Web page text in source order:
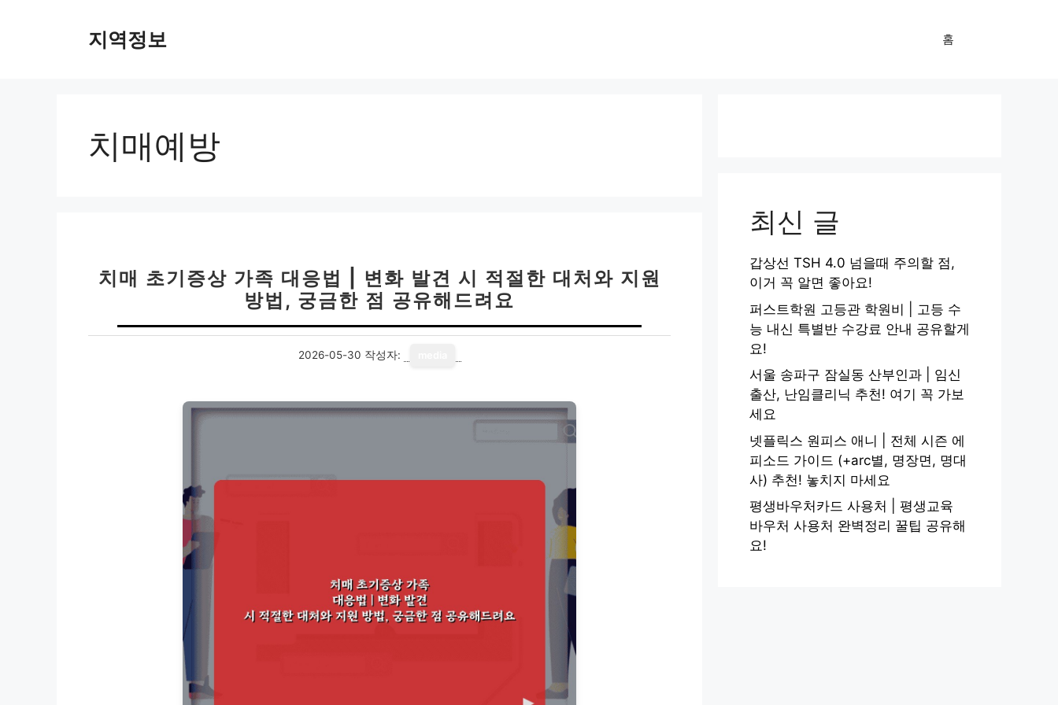
지역정보 홈
치매예방
치매 초기증상 가족 대응법 | 변화 발견 시 적절한 대처와 지원
방법, 궁금한 점 공유해드려요
2026-05-30 작성자:
최신 글
갑상선 TSH 4.0 넘을때 주의할 점,
이거 꼭 알면 좋아요!
퍼스트학원 고등관 학원비 | 고등 수
능 내신 특별반 수강료 안내 공유할게
요!
서울 송파구 잠실동 산부인과 | 임신
출산, 난임클리닉 추천! 여기 꼭 가보
세요
넷플릭스 원피스 애니 | 전체 시즌 에
피소드 가이드 (+arc별, 명장면, 명대
사) 추천! 놓치지 마세요
평생바우처카드 사용처 | 평생교육
바우처 사용처 완벽정리 꿀팁 공유해
요!